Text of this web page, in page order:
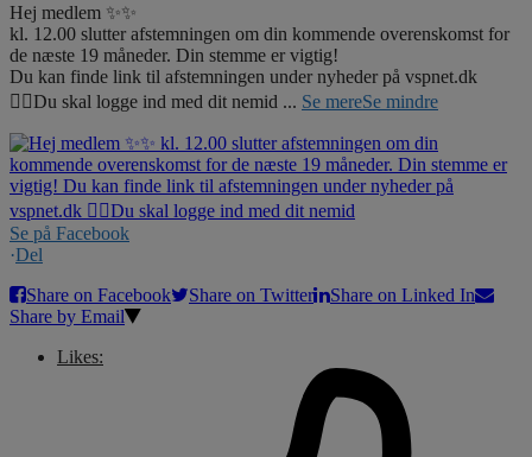
Hej medlem ✨✨
kl. 12.00 slutter afstemningen om din kommende overenskomst for
de næste 19 måneder. Din stemme er vigtig!
Du kan finde link til afstemningen under nyheder på vspnet.dk
☝🏼Du skal logge ind med dit nemid ... Se mereSe mindre
Se på Facebook
·Del
Share on Facebook
Share on Twitter
Share on Linked In
Share by Email
Likes: